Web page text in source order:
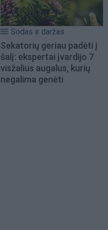
Sodas ir daržas
Sekatorių geriau padėti į
šalį: ekspertai įvardijo 7
visžalius augalus, kurių
negalima genėti